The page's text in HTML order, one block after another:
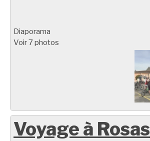
Diaporama
Voir 7 photos
Voyage à Rosas